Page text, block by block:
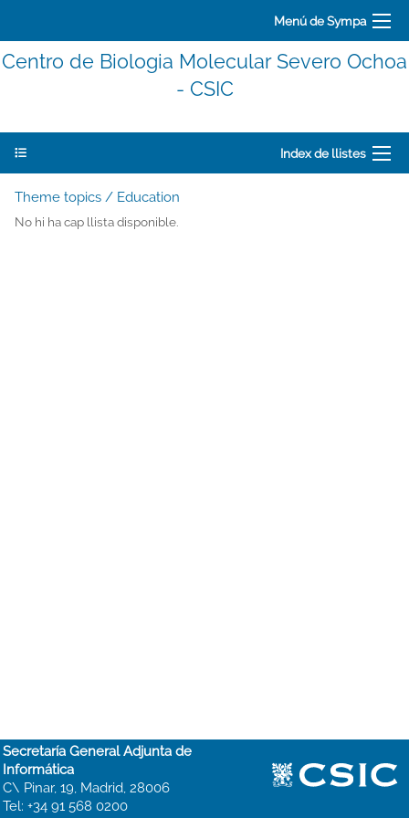
Menú de Sympa
Centro de Biologia Molecular Severo Ochoa
- CSIC
Index de llistes
Theme topics / Education
No hi ha cap llista disponible.
Secretaría General Adjunta de
Informática
C\ Pinar, 19, Madrid, 28006
Tel: +34 91 568 0200